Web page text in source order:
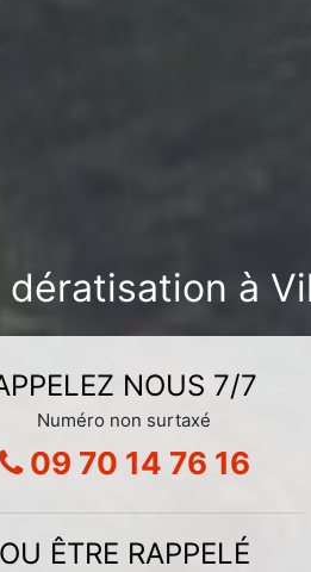
à
NOUS 7/7
Numéro non surtaxé
09 70 14 76 16
OU ÊTRE RAPPELÉ